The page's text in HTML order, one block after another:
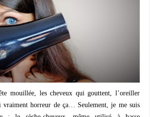
mouillée, les cheveux qui gouttent, l’oreiller
horreur de ça… Seulement, je me suis